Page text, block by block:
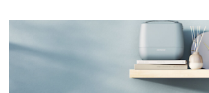
administrerende direktør Jan
samarbeid med
bilde, multimedia, elektriske
husholdningsapparater og